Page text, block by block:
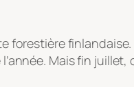
Mais fin